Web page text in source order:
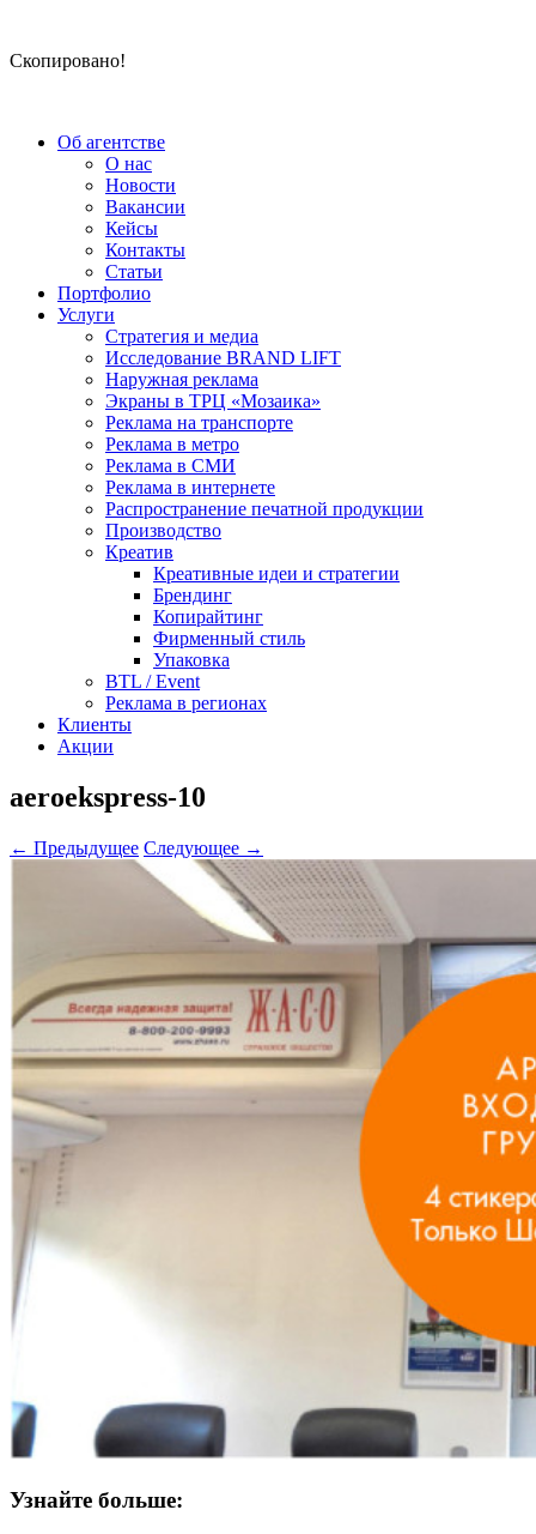
Скопировано!
Об агентстве
О нас
Новости
Вакансии
Кейсы
Контакты
Статьи
Портфолио
Услуги
Стратегия и медиа
Исследование BRAND LIFT
Наружная реклама
Экраны в ТРЦ «Мозаика»
Реклама на транспорте
Реклама в метро
Реклама в СМИ
Реклама в интернете
Распространение печатной продукции
Производство
Креатив
Креативные идеи и стратегии
Брендинг
Копирайтинг
Фирменный стиль
Упаковка
BTL / Event
Реклама в регионах
Клиенты
Акции
aeroekspress-10
← Предыдущее Следующее →
Узнайте больше: